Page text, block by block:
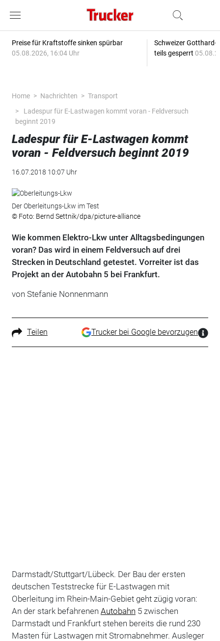
Preise für Kraftstoffe sinken spürbar
05.08.2026, 16:04 Uhr
Schweizer Gotthard-
teils gesperrt
Home Nachrichten
Transport
Ladespur für E-Lastwagen kommt voran - Feldversuch
beginnt 2019
Ladespur für E-Lastwagen kommt
voran - Feldversuch beginnt 2019
16.07.2018 10:07 Uhr
Der Oberleitungs-Lkw im Test
© Foto: Bernd Settnik/dpa/picture-alliance
Wie kommen Elektro-Lkw unter Alltagsbedingungen
voran? Das wird in einem Feldversuch auf drei
Strecken in Deutschland getestet. Vorreiter ist das
Projekt an der Autobahn 5 bei Frankfurt.
von Stefanie Nonnenmann
Teilen Trucker bei Google bevorzugen
Darmstadt/Stuttgart/Lübeck. Der Bau der ersten
deutschen Teststrecke für E-Lastwagen mit
Oberleitung im Rhein-Main-Gebiet geht zügig voran:
An der stark befahrenen Autobahn 5 zwischen
Darmstadt und Frankfurt stehen bereits die rund 230
Masten für Lastwagen mit Stromabnehmer. Ausleger